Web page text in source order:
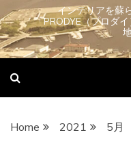
インテリアを蘇
「PRODYE（プロダ
Home 2021 5月